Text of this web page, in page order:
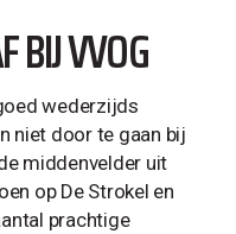
BIJ VVOG
wederzijds
niet door te gaan bij
middenvelder uit
op De Strokel en
prachtige